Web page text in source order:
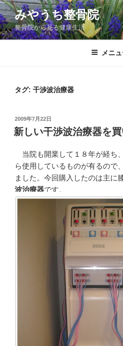
コ
ン
テ
ン
みやうち整骨院
整骨院から見る健康生活
メニ
タグ: 干渉波治療器
投
稿
日:
2009年7月22日
新しい干渉波治療器を買
当院も開業して１８年が経ち
ら使用しているものが有るので
ました。今回購入したのは主に
波治療器です。